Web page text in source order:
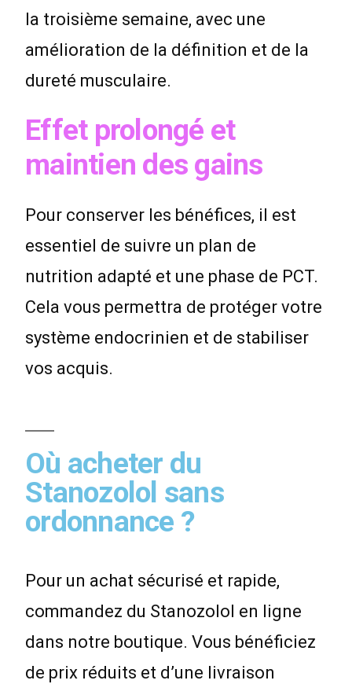
la troisième semaine, avec une
amélioration de la définition et de la
dureté musculaire.
Effet prolongé et
maintien des gains
Pour conserver les bénéfices, il est
essentiel de suivre un plan de
nutrition adapté et une phase de PCT.
Cela vous permettra de protéger votre
système endocrinien et de stabiliser
vos acquis.
Où acheter du
Stanozolol sans
ordonnance ?
Pour un achat sécurisé et rapide,
commandez du Stanozolol en ligne
dans notre boutique. Vous bénéficiez
de prix réduits et d’une livraison